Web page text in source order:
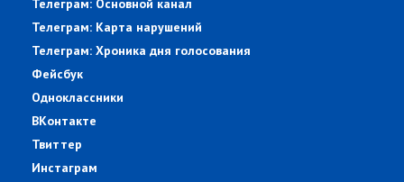
Телеграм: Основной канал
Телеграм: Карта нарушений
Телеграм: Хроника дня голосования
Фейсбук
Одноклассники
ВКонтакте
Твиттер
Инстаграм